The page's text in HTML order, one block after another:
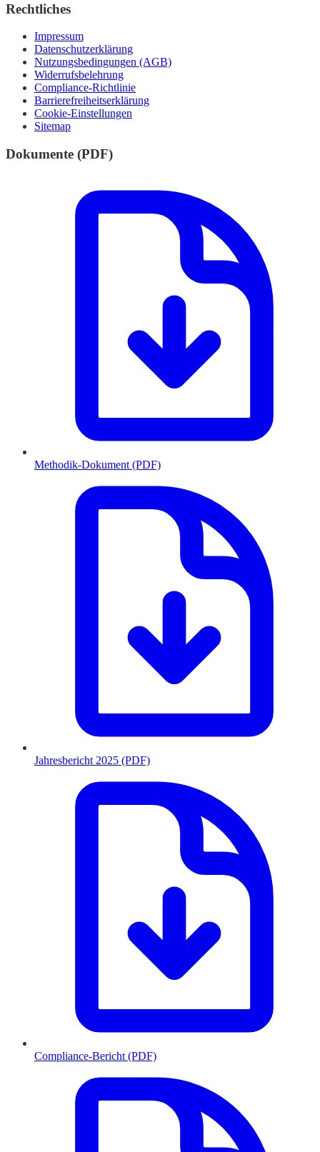
Rechtliches
Impressum
Datenschutzerklärung
Nutzungsbedingungen (AGB)
Widerrufsbelehrung
Compliance-Richtlinie
Barrierefreiheitserklärung
Cookie-Einstellungen
Sitemap
Dokumente (PDF)
Methodik-Dokument (PDF)
Jahresbericht 2025 (PDF)
Compliance-Bericht (PDF)